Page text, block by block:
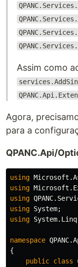
Assim como
Agora,
para a
QPANC.Api/
using
using
using
using System;
using System.Linq
namespace
{
public class